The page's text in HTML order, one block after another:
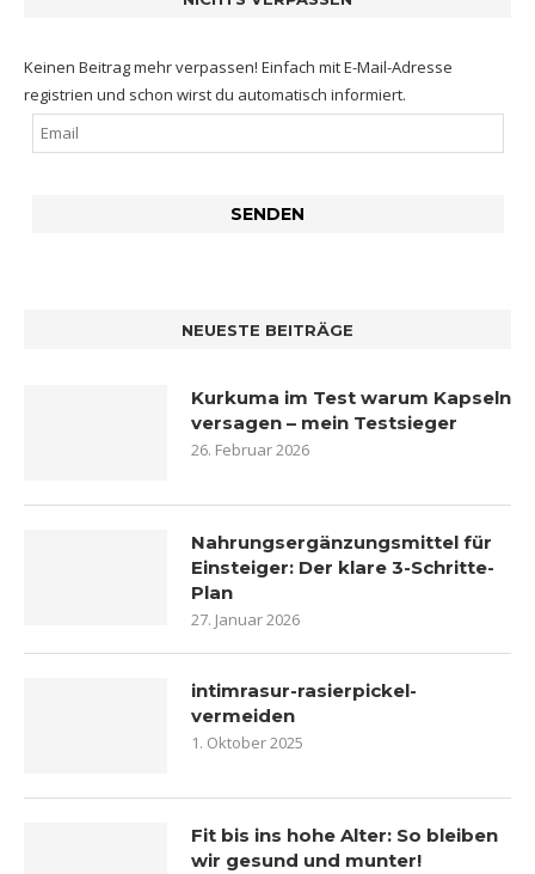
Keinen Beitrag mehr verpassen! Einfach mit E-Mail-Adresse
registrien und schon wirst du automatisch informiert.
NEUESTE BEITRÄGE
Kurkuma im Test warum Kapseln
versagen – mein Testsieger
26. Februar 2026
Nahrungsergänzungsmittel für
Einsteiger: Der klare 3-Schritte-
Plan
27. Januar 2026
intimrasur-rasierpickel-
vermeiden
1. Oktober 2025
Fit bis ins hohe Alter: So bleiben
wir gesund und munter!